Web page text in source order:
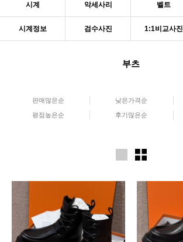
시계 악세사리 벨트
시계정보 검수사진 1:1비교사진
부츠
판매많은순 낮은가격순
평점높은순 후기많은순